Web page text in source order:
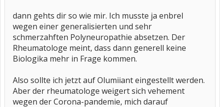
dann gehts dir so wie mir. Ich musste ja enbrel
wegen einer generalisierten und sehr
schmerzahften Polyneuropathie absetzen. Der
Rheumatologe meint, dass dann generell keine
Biologika mehr in Frage kommen.
Also sollte ich jetzt auf Olumiiant eingestellt werden.
Aber der rheumatologe weigert sich vehement
wegen der Corona-pandemie, mich darauf